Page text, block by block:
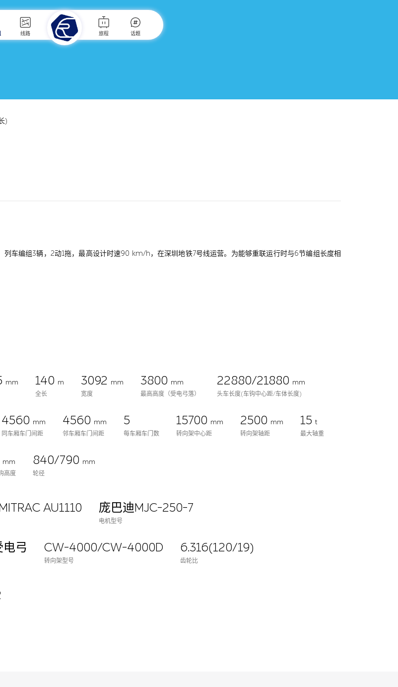
线路 旅程 话题
)
车编组3辆，2动1拖，最高设计时速90 km/h，在深圳地铁7号线运营。为能够重联运行时与6节编组长度相
mm
140 m
全长
3092
mm
宽度
3800 mm
最高高度（受电弓落）
22880/21880 mm
头车长度(车钩中心距/车体长度)
4560 mm
同车厢车门间距
4560 mm
邻车厢车门间距
5
每车厢车门数
15700 mm
转向架中心距
2500 mm
转向架轴距
15t
最大轴重
mm
高度
840/790 mm
轮径
AU1110 庞巴迪MJC-250-7
电机型号
弓 CW-4000/CW-4000D
转向架型号
6.316(120/19)
齿轮比